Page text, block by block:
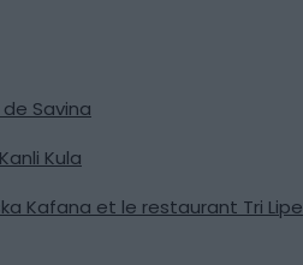
Savina
Kula
Kafana et le restaurant Tri Lipe